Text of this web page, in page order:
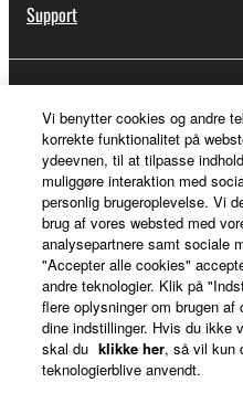
Support
About Yamaha
Danmark - English
Business
Vi benytter cookies og andre
korrekte funktionalitet på
ydeevnen, til at tilpasse
muliggøre interaktion med
personlig brugeroplevelse. Vi
brug af vores websted med
analysepartnere samt sociale
"Accepter alle cookies"
andre teknologier. Klik på
flere oplysninger om brugen
dine indstillinger. Hvis du ikke
skal du klikke her, så vil kun
teknologierblive anvendt.